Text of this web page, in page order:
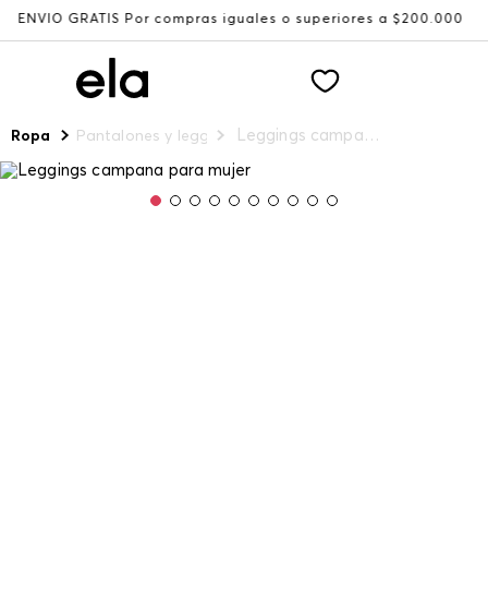
GRATIS Por compras iguales o superiores a $200.000
Ropa Pantalones y leggings Leggings campana para mujer